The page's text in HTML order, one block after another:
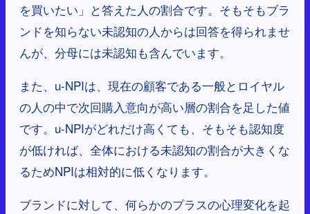
を買いたい」と答えた人の割合です。そもそもブラ
ンドを知らない未認知の人からは回答を得られませ
んが、分母には未認知も含んでいます。
また、u-NPIは、現在の顧客である一般とロイヤル
の人の中で次回購入意向が高い層の割合を足した値
です。u-NPIがどれだけ高くても、そもそも認知度
が低ければ、全体における未認知の割合が大きくな
るためNPIは相対的に低くなります。
ブランドに対して、何らかのプラスの心理変化を起